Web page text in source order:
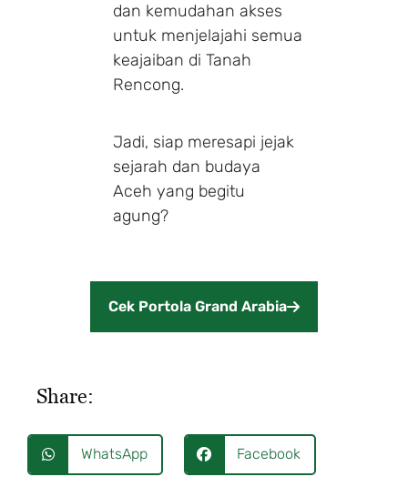
dan kemudahan akses
untuk menjelajahi semua
keajaiban di Tanah
Rencong.
Jadi, siap meresapi jejak
sejarah dan budaya
Aceh yang begitu
agung?
Cek Portola Grand Arabia
Share:
WhatsApp Facebook